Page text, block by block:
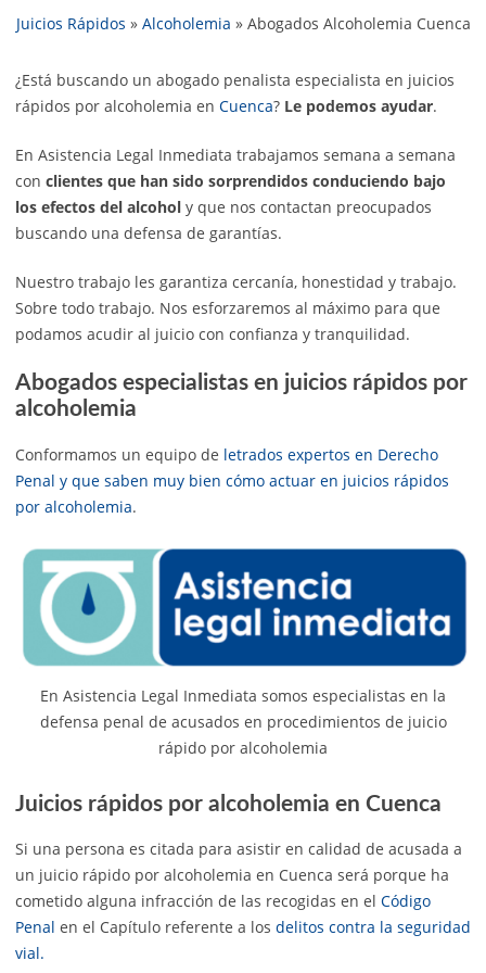
Juicios Rápidos » Alcoholemia » Abogados Alcoholemia Cuenca
¿Está buscando un abogado penalista especialista en juicios
rápidos por alcoholemia en Cuenca? Le podemos ayudar.
En Asistencia Legal Inmediata trabajamos semana a semana
con clientes que han sido sorprendidos conduciendo bajo
los efectos del alcohol y que nos contactan preocupados
buscando una defensa de garantías.
Nuestro trabajo les garantiza cercanía, honestidad y trabajo.
Sobre todo trabajo. Nos esforzaremos al máximo para que
podamos acudir al juicio con confianza y tranquilidad.
Abogados especialistas en juicios rápidos por
alcoholemia
Conformamos un equipo de letrados expertos en Derecho
Penal y que saben muy bien cómo actuar en juicios rápidos
por alcoholemia.
En Asistencia Legal Inmediata somos especialistas en la
defensa penal de acusados en procedimientos de juicio
rápido por alcoholemia
Juicios rápidos por alcoholemia en Cuenca
Si una persona es citada para asistir en calidad de acusada a
un juicio rápido por alcoholemia en Cuenca será porque ha
cometido alguna infracción de las recogidas en el Código
Penal en el Capítulo referente a los delitos contra la seguridad
vial.